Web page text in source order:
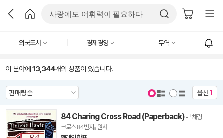
외국도서 경제경영 무역
이 분야에 13,344개의 상품이 있습니다.
옵션1
84 Charing Cross Road (Paperback) - 『채링
크로스 84번지』 원서